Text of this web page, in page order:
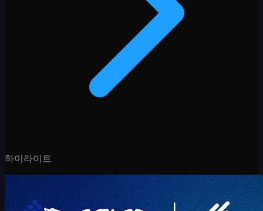
하이라이트